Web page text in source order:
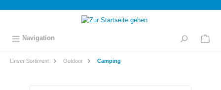
springen
Navigation
Unser Sortiment Outdoor Camping